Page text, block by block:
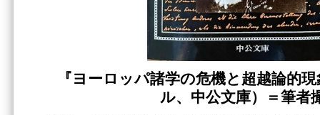
『ヨーロッパ諸学の危機と超越論的
ル、中公文庫）
＝筆者